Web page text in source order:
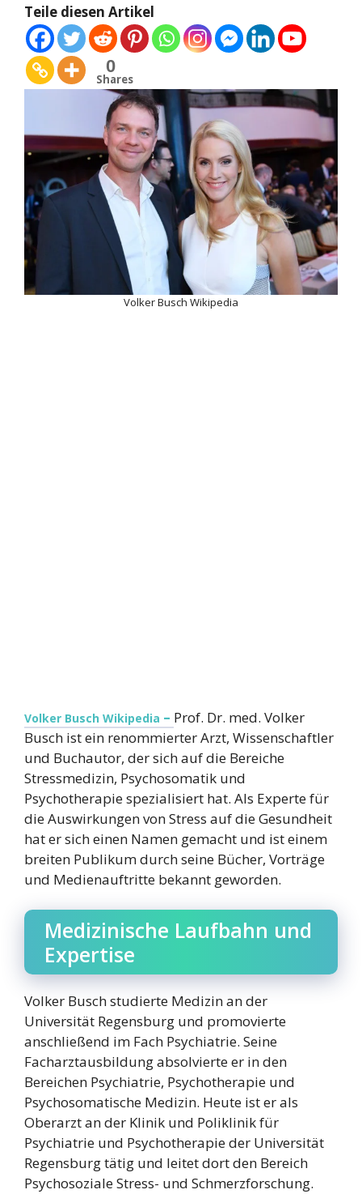
Teile diesen Artikel
0
Shares
Volker Busch Wikipedia
Volker Busch Wikipedia – Prof. Dr. med. Volker
Busch ist ein renommierter Arzt, Wissenschaftler
und Buchautor, der sich auf die Bereiche
Stressmedizin, Psychosomatik und
Psychotherapie spezialisiert hat. Als Experte für
die Auswirkungen von Stress auf die Gesundheit
hat er sich einen Namen gemacht und ist einem
breiten Publikum durch seine Bücher, Vorträge
und Medienauftritte bekannt geworden.
Medizinische Laufbahn und
Expertise
Volker Busch studierte Medizin an der
Universität Regensburg und promovierte
anschließend im Fach Psychiatrie. Seine
Facharztausbildung absolvierte er in den
Bereichen Psychiatrie, Psychotherapie und
Psychosomatische Medizin. Heute ist er als
Oberarzt an der Klinik und Poliklinik für
Psychiatrie und Psychotherapie der Universität
Regensburg tätig und leitet dort den Bereich
Psychosoziale Stress- und Schmerzforschung.